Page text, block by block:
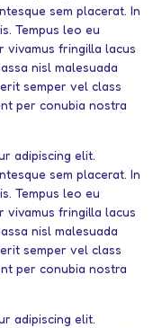
sem placerat. In
Tempus leo eu
vivamus fringilla lacus
nisl malesuada
semper vel class
per conubia nostra
adipiscing elit.
sem placerat. In
Tempus leo eu
vivamus fringilla lacus
nisl malesuada
semper vel class
per conubia nostra
adipiscing elit.